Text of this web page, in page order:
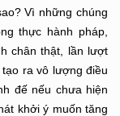
Vì những chúng
thực hành pháp,
chân thật, lần lượt
ra vô lượng điều
đế nếu chưa hiện
khởi ý muốn tăng